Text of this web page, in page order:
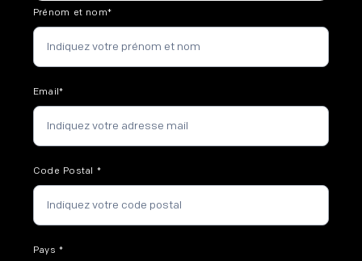
Prénom et nom*
Email*
Code Postal *
Pays *